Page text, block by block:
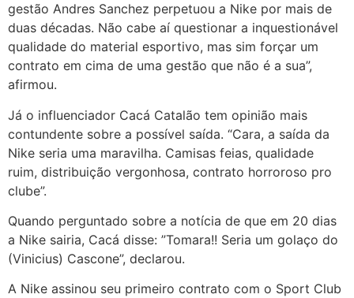
gestão Andres Sanchez perpetuou a Nike por mais de
duas décadas. Não cabe aí questionar a inquestionável
qualidade do material esportivo, mas sim forçar um
contrato em cima de uma gestão que não é a sua”,
afirmou.
Já o influenciador Cacá Catalão tem opinião mais
contundente sobre a possível saída. “Cara, a saída da
Nike seria uma maravilha. Camisas feias, qualidade
ruim, distribuição vergonhosa, contrato horroroso pro
clube”.
Quando perguntado sobre a notícia de que em 20 dias
a Nike sairia, Cacá disse: ”Tomara!! Seria um golaço do
(Vinicius) Cascone”, declarou.
A Nike assinou seu primeiro contrato com o Sport Club